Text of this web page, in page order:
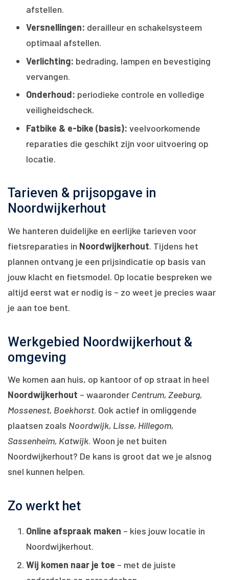
afstellen.
Versnellingen: derailleur en schakelsysteem
optimaal afstellen.
Verlichting: bedrading, lampen en bevestiging
vervangen.
Onderhoud: periodieke controle en volledige
veiligheidscheck.
Fatbike & e-bike (basis): veelvoorkomende
reparaties die geschikt zijn voor uitvoering op
locatie.
Tarieven & prijsopgave in
Noordwijkerhout
We hanteren duidelijke en eerlijke tarieven voor
fietsreparaties in Noordwijkerhout. Tijdens het
plannen ontvang je een prijsindicatie op basis van
jouw klacht en fietsmodel. Op locatie bespreken we
altijd eerst wat er nodig is – zo weet je precies waar
je aan toe bent.
Werkgebied Noordwijkerhout &
omgeving
We komen aan huis, op kantoor of op straat in heel
Noordwijkerhout – waaronder Centrum, Zeeburg,
Mossenest, Boekhorst. Ook actief in omliggende
plaatsen zoals Noordwijk, Lisse, Hillegom,
Sassenheim, Katwijk. Woon je net buiten
Noordwijkerhout? De kans is groot dat we je alsnog
snel kunnen helpen.
Zo werkt het
Online afspraak maken – kies jouw locatie in
Noordwijkerhout.
Wij komen naar je toe – met de juiste